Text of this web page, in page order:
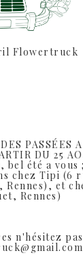
(Photo
pour la
SHARE:
Flowertruck
PASSÉES
DU 25
bel été a vous
chez Tipi (6
et
Rennes)
n'hésitez